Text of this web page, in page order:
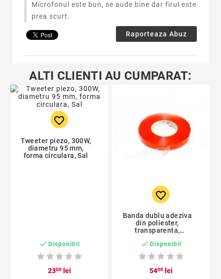
Microfonul este bun, se aude bine dar firul este
prea scurt.
Raporteaza Abuz
ALTI CLIENTI AU CUMPARAT:
favorite_border
Tweeter piezo, 300W,
diametru 95 mm,
forma circulara, Sal
 Disponibil
2300lei
favorite_border
Banda dublu adeziva
din poliester,
transparenta,
structurate
 Disponibil
5400lei